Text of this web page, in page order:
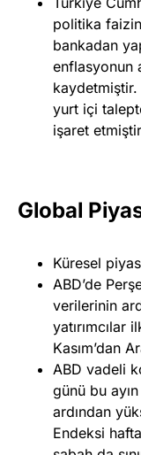
politika
bankadan
enflasyonun
kaydetmiştir.
yurt içi
işaret
Global
Küresel
ABD’de
verilerinin
yatırımcılar
Kasım’dan
ABD vadeli
günü bu
ardından
Endeksi